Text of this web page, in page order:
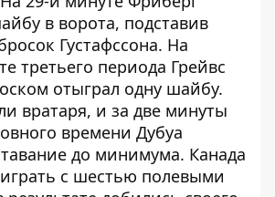
в ворота, подставив
Густафссона. На
третьего периода Грейвс
отыграл одну шайбу.
вратаря, и за две минуты
времени Дубуа
до минимума. Канада
с шестью полевыми